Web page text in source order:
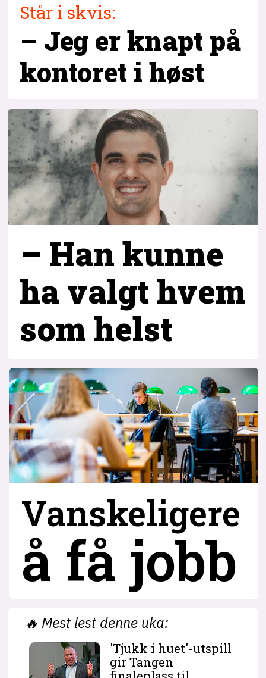
Står i skvis:
– Jeg er knapt på
kontoret i høst
– Han kunne
ha valgt hvem
som helst
Vanskeligere
å få jobb
🔥 Mest lest denne uka:
'Tjukk i huet'-utspill
gir Tangen